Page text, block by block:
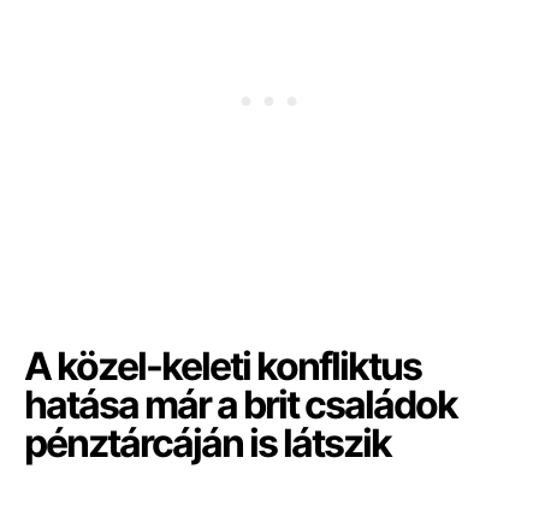
A közel-keleti konfliktus
hatása már a brit családok
pénztárcáján is látszik